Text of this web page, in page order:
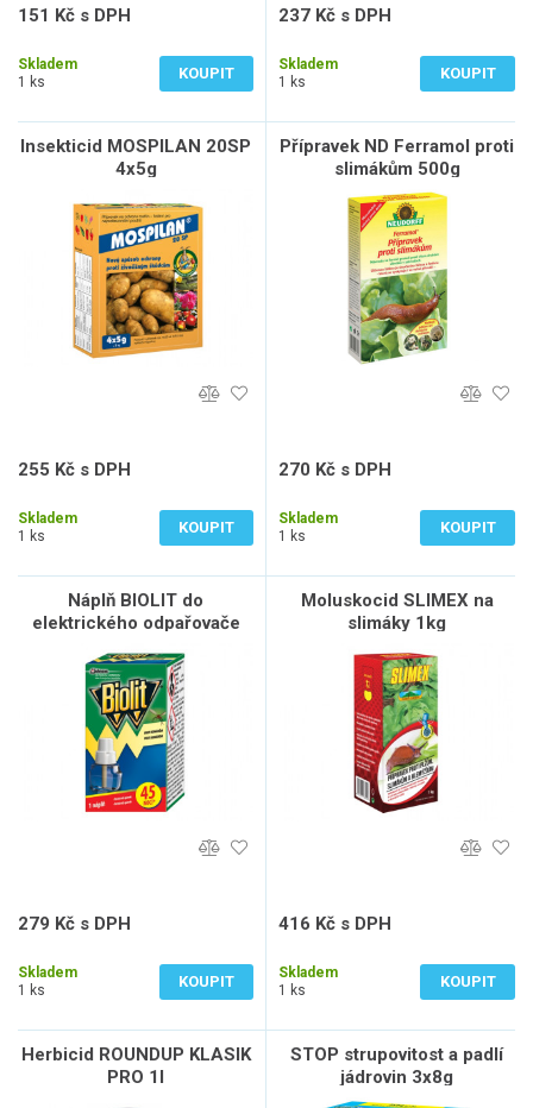
151 Kč s DPH
Skladem
1 ks
KOUPIT
237 Kč s DPH
Skladem
1 ks
KOUPIT
Insekticid MOSPILAN 20SP
4x5g
255 Kč s DPH
Skladem
1 ks
KOUPIT
Přípravek ND Ferramol proti
slimákům 500g
270 Kč s DPH
Skladem
1 ks
KOUPIT
Náplň BIOLIT do
elektrického odpařovače
279 Kč s DPH
Skladem
1 ks
KOUPIT
Moluskocid SLIMEX na
slimáky 1kg
416 Kč s DPH
Skladem
1 ks
KOUPIT
Herbicid ROUNDUP KLASIK
PRO 1l
STOP strupovitost a padlí
jádrovin 3x8g